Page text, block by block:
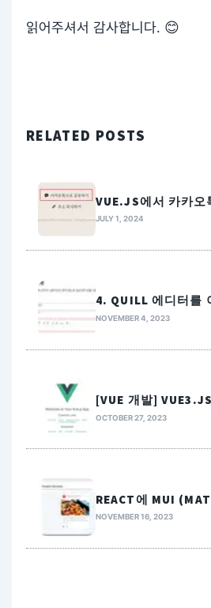
읽어주셔서 감사합니다. 😊
RELATED POSTS
VUE.JS에서 카카오
만들기
JULY 1, 2024
4. QUILL 에디터를
들기
NOVEMBER 4, 2023
[VUE 개발]
OCTOBER 27, 2023
REACT에 MUI
여 리액트 화면 디자
NOVEMBER 16, 2023